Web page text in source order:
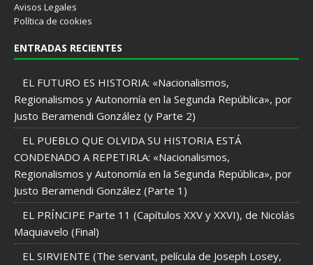
Avisos Legales
Política de cookies
ENTRADAS RECIENTES
EL FUTURO ES HISTORIA: «Nacionalismos,
Regionalismos y Autonomía en la Segunda República», por
Justo Beramendi González (y Parte 2)
EL PUEBLO QUE OLVIDA SU HISTORIA ESTÁ
CONDENADO A REPETIRLA: «Nacionalismos,
Regionalismos y Autonomía en la Segunda República», por
Justo Beramendi González (Parte 1)
EL PRÍNCIPE Parte 11 (Capítulos XXV y XXVI), de Nicolás
Maquiavelo (Final)
EL SIRVIENTE (The servant, película de Joseph Losey,